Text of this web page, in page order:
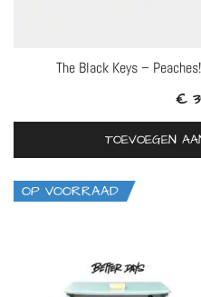
The Black Keys –
€
TOEVOEGEN
OP VOORRAAD